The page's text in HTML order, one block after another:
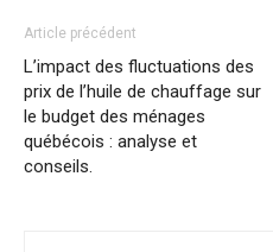
Article précédent
L’impact des fluctuations des
prix de l’huile de chauffage sur
le budget des ménages
québécois : analyse et
conseils.